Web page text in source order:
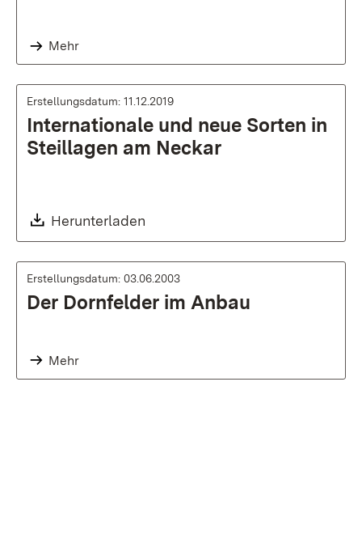
Mehr
Erstellungsdatum: 11.12.2019
Internationale und neue Sorten in
Steillagen am Neckar
Download:
Herunterladen
Erstellungsdatum: 03.06.2003
Der Dornfelder im Anbau
Mehr